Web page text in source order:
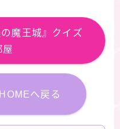
魔王城』クイズ
屋
へ戻る